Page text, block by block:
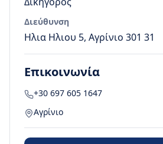
Διεύθυνση
Ηλια Ηλιου 5, Αγρίνιο 301 31
Επικοινωνία
+30 697 605 1647
Αγρίνιο